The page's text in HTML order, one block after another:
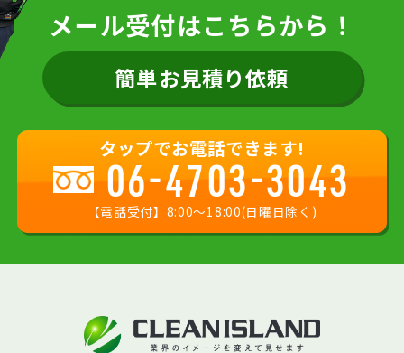
メール受付はこちらから！
簡単お見積り依頼
タップでお電話できます!
06-4703-3043
【電話受付】8:00〜18:00(日曜日除く)